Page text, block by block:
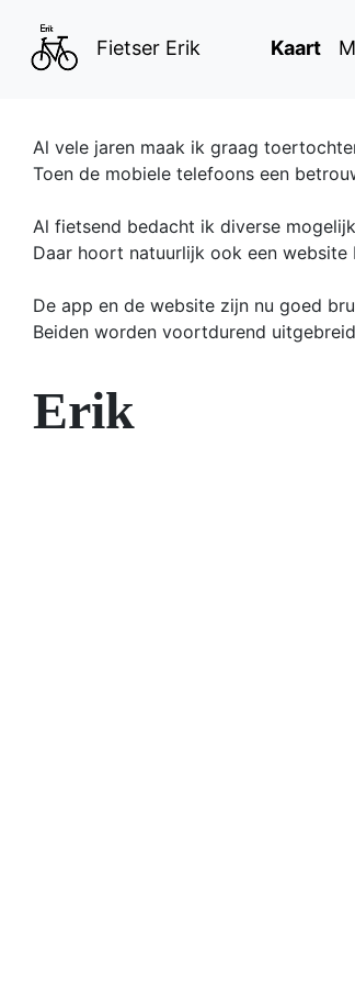
Fietser Erik Kaart
Al vele jaren maak ik graag
Toen de mobiele telefoons een
Al fietsend bedacht ik diverse
Daar hoort natuurlijk ook een
De app en de website zijn nu goed
Beiden worden voortdurend
Erik